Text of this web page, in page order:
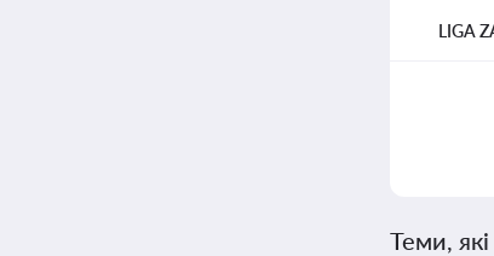
LIGA
Теми,